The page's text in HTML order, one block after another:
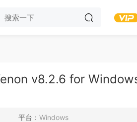
v8.2.6 for
平台： Windows